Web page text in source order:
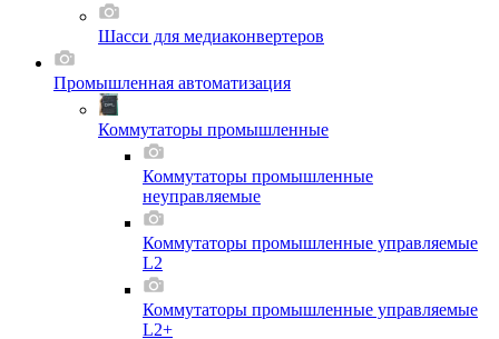
Шасси для мeдиаконвертеров
Промышленная автоматизация
Коммутаторы промышленные
Коммутаторы промышленные
неуправляемые
Коммутаторы промышленные управляемые
L2
Коммутаторы промышленные управляемые
L2+